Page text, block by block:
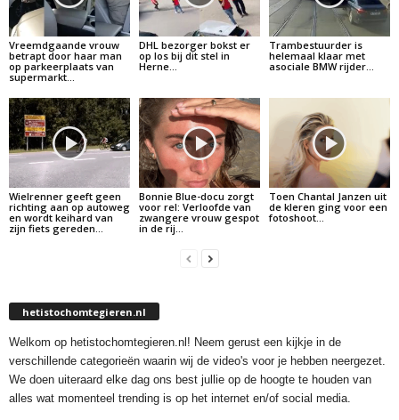
Vreemdgaande vrouw
betrapt door haar man
op parkeerplaats van
supermarkt…
DHL bezorger bokst er
op los bij dit stel in
Herne…
Trambestuurder is
helemaal klaar met
asociale BMW rijder…
Wielrenner geeft geen
richting aan op autoweg
en wordt keihard van
zijn fiets gereden…
Bonnie Blue-docu zorgt
voor rel: Verloofde van
zwangere vrouw gespot
in de rij…
Toen Chantal Janzen uit
de kleren ging voor een
fotoshoot…
hetistochomtegieren.nl
Welkom op hetistochomtegieren.nl! Neem gerust een kijkje in de
verschillende categorieën waarin wij de video's voor je hebben neergezet.
We doen uiteraard elke dag ons best jullie op de hoogte te houden van
alles wat momenteel trending is op het internet en/of social media.